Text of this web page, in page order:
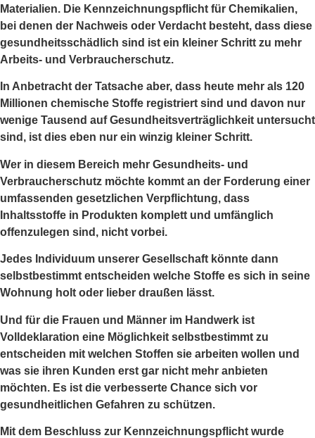
Materialien. Die Kennzeichnungspflicht für Chemikalien,
bei denen der Nachweis oder Verdacht besteht, dass diese
gesundheitsschädlich sind ist ein kleiner Schritt zu mehr
Arbeits- und Verbraucherschutz.
In Anbetracht der Tatsache aber, dass heute mehr als 120
Millionen chemische Stoffe registriert sind und davon nur
wenige Tausend auf Gesundheitsverträglichkeit untersucht
sind, ist dies eben nur ein winzig kleiner Schritt.
Wer in diesem Bereich mehr Gesundheits- und
Verbraucherschutz möchte kommt an der Forderung einer
umfassenden gesetzlichen Verpflichtung, dass
Inhaltsstoffe in Produkten komplett und umfänglich
offenzulegen sind, nicht vorbei.
Jedes Individuum unserer Gesellschaft könnte dann
selbstbestimmt entscheiden welche Stoffe es sich in seine
Wohnung holt oder lieber draußen lässt.
Und für die Frauen und Männer im Handwerk ist
Volldeklaration eine Möglichkeit selbstbestimmt zu
entscheiden mit welchen Stoffen sie arbeiten wollen und
was sie ihren Kunden erst gar nicht mehr anbieten
möchten. Es ist die verbesserte Chance sich vor
gesundheitlichen Gefahren zu schützen.
Mit dem Beschluss zur Kennzeichnungspflicht wurde